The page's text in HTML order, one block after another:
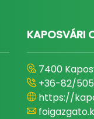
KAPOSVÁRI
7400
+36-82/
https://